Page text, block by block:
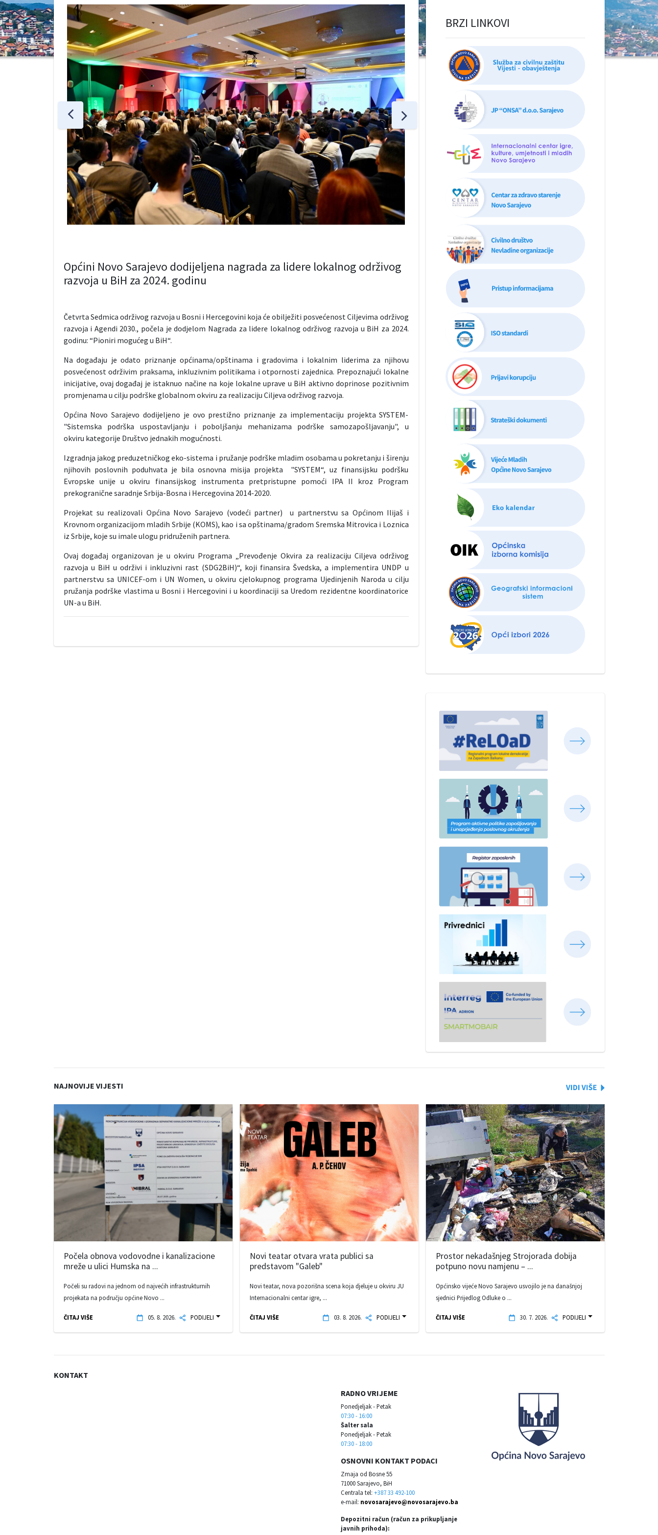
Općini Novo Sarajevo dodijeljena nagrada za lidere lokalnog održivog
razvoja u BiH za 2024. godinu
Četvrta Sedmica održivog razvoja u Bosni i Hercegovini koja će obilježiti posvećenost Ciljevima održivog
razvoja i Agendi 2030., počela je dodjelom Nagrada za lidere lokalnog održivog razvoja u BiH za 2024.
godinu: “Pioniri mogućeg u BiH“.
Na događaju je odato priznanje općinama/opštinama i gradovima i lokalnim liderima za njihovu
posvećenost održivim praksama, inkluzivnim politikama i otpornosti zajednica. Prepoznajući lokalne
inicijative, ovaj događaj je istaknuo načine na koje lokalne uprave u BiH aktivno doprinose pozitivnim
promjenama u cilju podrške globalnom okviru za realizaciju Ciljeva održivog razvoja.
Općina Novo Sarajevo dodijeljeno je ovo prestižno priznanje za implementaciju projekta SYSTEM-
"Sistemska podrška uspostavljanju i poboljšanju mehanizama podrške samozapošljavanju", u
okviru kategorije Društvo jednakih mogućnosti.
Izgradnja jakog preduzetničkog eko-sistema i pružanje podrške mladim osobama u pokretanju i širenju
njihovih poslovnih poduhvata je bila osnovna misija projekta "SYSTEM“, uz finansijsku podršku
Evropske unije u okviru finansijskog instrumenta pretpristupne pomoći IPA II kroz Program
prekogranične saradnje Srbija-Bosna i Hercegovina 2014-2020.
Projekat su realizovali Općina Novo Sarajevo (vodeći partner) u partnerstvu sa Općinom Ilijaš i
Krovnom organizacijom mladih Srbije (KOMS), kao i sa opštinama/gradom Sremska Mitrovica i Loznica
iz Srbije, koje su imale ulogu pridruženih partnera.
Ovaj događaj organizovan je u okviru Programa „Prevođenje Okvira za realizaciju Ciljeva održivog
razvoja u BiH u održivi i inkluzivni rast (SDG2BiH)“, koji finansira Švedska, a implementira UNDP u
partnerstvu sa UNICEF-om i UN Women, u okviru cjelokupnog programa Ujedinjenih Naroda u cilju
pružanja podrške vlastima u Bosni i Hercegovini i u koordinaciji sa Uredom rezidentne koordinatorice
UN-a u BiH.
BRZI LINKOVI
NAJNOVIJE VIJESTI
Počela obnova vodovodne i kanalizacione
mreže u ulici Humska na ...
Počeli su radovi na jednom od najvećih infrastrukturnih
projekata na području općine Novo ...
ČITAJ VIŠE 05. 8. 2026. PODIJELI
Novi teatar otvara vrata publici sa
predstavom "Galeb"
Novi teatar, nova pozorišna scena koja djeluje u okviru JU
Internacionalni centar igre, ...
ČITAJ VIŠE 03. 8. 2026. PODIJELI
Prostor nekadašnjeg Strojorada dobija
potpuno novu namjenu – ...
Općinsko vijeće Novo Sarajevo usvojilo je na današnjoj
sjednici Prijedlog Odluke o ...
ČITAJ VIŠE 30. 7. 2026. PODIJELI
KONTAKT
RADNO VRIJEME
Ponedjeljak - Petak
07:30 - 16:00
Šalter sala
Ponedjeljak - Petak
07:30 - 18:00
OSNOVNI KONTAKT PODACI
Zmaja od Bosne 55
71000 Sarajevo, BiH
Centrala tel: +387 33 492-100
e-mail: novosarajevo@novosarajevo.ba
Depozitni račun (račun za prikupljanje
javnih prihoda):